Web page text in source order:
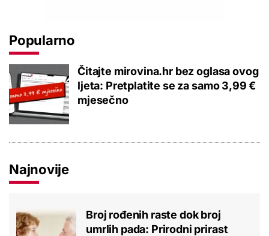
Popularno
Čitajte mirovina.hr bez oglasa ovog
ljeta: Pretplatite se za samo 3,99 €
mjesečno
Najnovije
Broj rođenih raste dok broj
umrlih pada: Prirodni prirast